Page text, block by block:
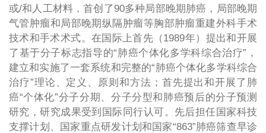
或/和人工材料，首创了90多种局部晚期肺癌，局部晚期
气管肿瘤和局部晚期纵隔肿瘤等胸部肿瘤重建外科手术
技术和手术术式。在国际上首先（ 1989年）提出和开展
了基于分子标志指导的“肺癌个体化多学科综合治疗” ，
建立和实施了一套系统和完整的“肺癌个体化多学科综合
治疗”理论、定义、原则和方法；首先提出和开展了肺
癌“个体化”分子分期、分子分型和肺癌预后的分子预测
研究，研究成果受到国际同行认可。先后担任国家科技
支撑计划、国家重点研发计划和国家“863”肺癌筛查早诊